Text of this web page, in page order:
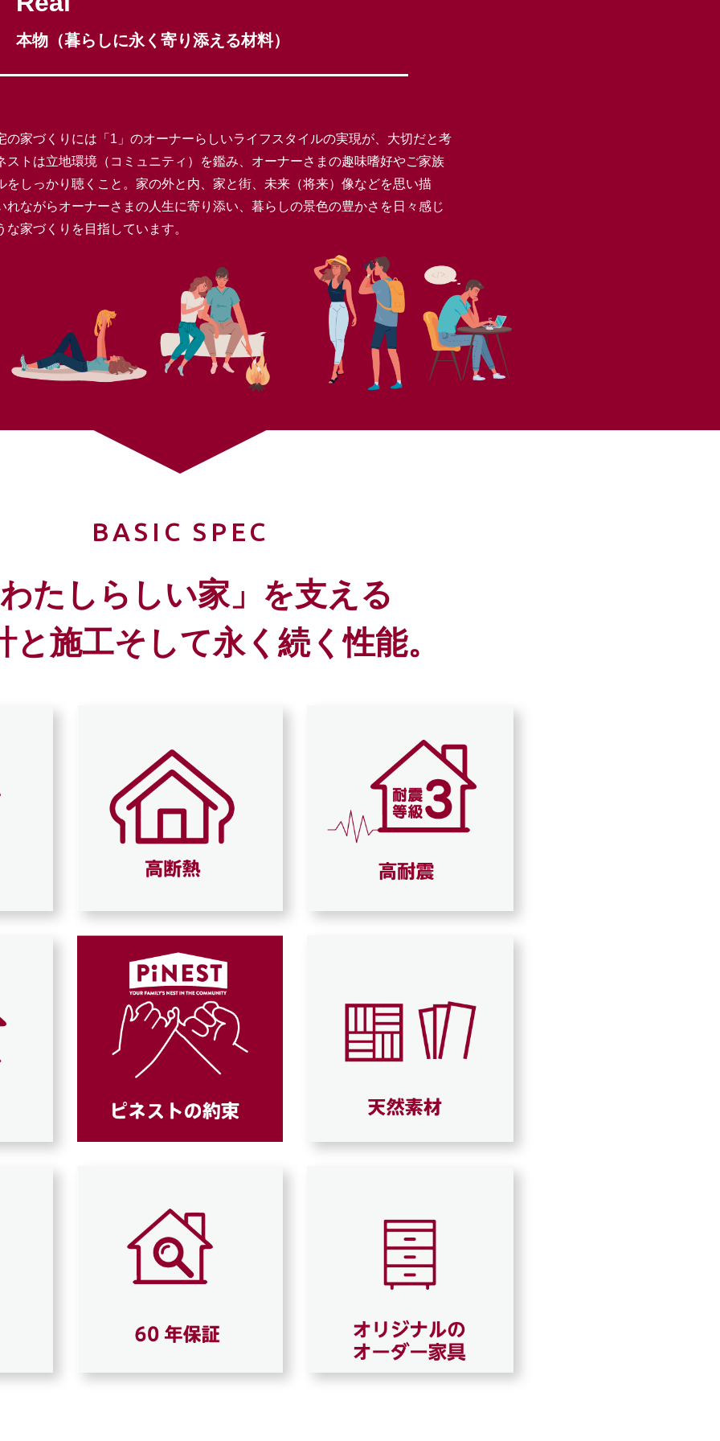
本物（暮らしに永く寄り添える材料）
の家づくりには「1」のオーナーらしいライフスタイルの実現が、大切だと考
ストは立地環境（コミュニティ）を鑑み、オーナーさまの趣味嗜好やご家族
をしっかり聴くこと。家の外と内、家と街、未来（将来）像などを思い描
れながらオーナーさまの人生に寄り添い、暮らしの景色の豊かさを日々感じ
な家づくりを目指しています。
BASIC SPEC
たしらしい家」を支える
と施工そして永く続く性能。